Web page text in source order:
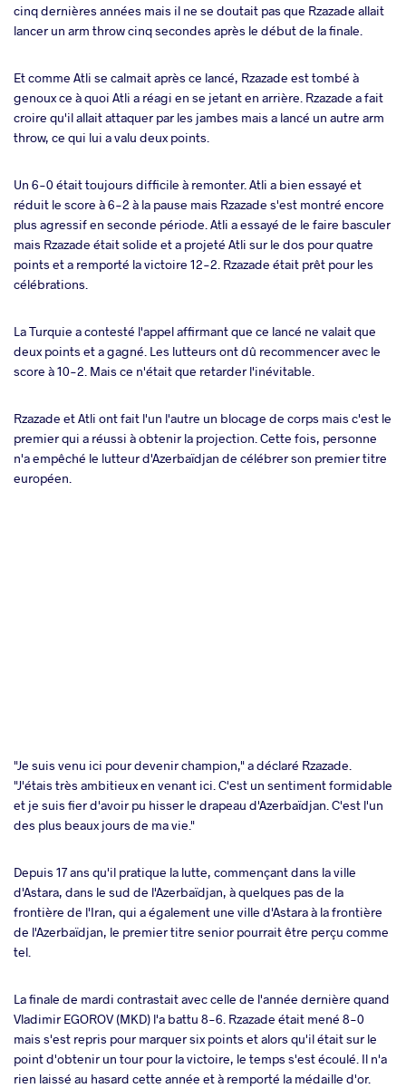
cinq dernières années mais il ne se doutait pas que Rzazade allait
lancer un arm throw cinq secondes après le début de la finale.
Et comme Atli se calmait après ce lancé, Rzazade est tombé à
genoux ce à quoi Atli a réagi en se jetant en arrière. Rzazade a fait
croire qu'il allait attaquer par les jambes mais a lancé un autre arm
throw, ce qui lui a valu deux points.
Un 6-0 était toujours difficile à remonter. Atli a bien essayé et
réduit le score à 6-2 à la pause mais Rzazade s'est montré encore
plus agressif en seconde période. Atli a essayé de le faire basculer
mais Rzazade était solide et a projeté Atli sur le dos pour quatre
points et a remporté la victoire 12-2. Rzazade était prêt pour les
célébrations.
La Turquie a contesté l'appel affirmant que ce lancé ne valait que
deux points et a gagné. Les lutteurs ont dû recommencer avec le
score à 10-2. Mais ce n'était que retarder l'inévitable.
Rzazade et Atli ont fait l'un l'autre un blocage de corps mais c'est le
premier qui a réussi à obtenir la projection. Cette fois, personne
n'a empêché le lutteur d'Azerbaïdjan de célébrer son premier titre
européen.
"Je suis venu ici pour devenir champion," a déclaré Rzazade.
"J'étais très ambitieux en venant ici. C'est un sentiment formidable
et je suis fier d'avoir pu hisser le drapeau d'Azerbaïdjan. C'est l'un
des plus beaux jours de ma vie."
Depuis 17 ans qu'il pratique la lutte, commençant dans la ville
d'Astara, dans le sud de l'Azerbaïdjan, à quelques pas de la
frontière de l'Iran, qui a également une ville d'Astara à la frontière
de l'Azerbaïdjan, le premier titre senior pourrait être perçu comme
tel.
La finale de mardi contrastait avec celle de l'année dernière quand
Vladimir EGOROV (MKD) l'a battu 8-6. Rzazade était mené 8-0
mais s'est repris pour marquer six points et alors qu'il était sur le
point d'obtenir un tour pour la victoire, le temps s'est écoulé. Il n'a
rien laissé au hasard cette année et à remporté la médaille d'or.